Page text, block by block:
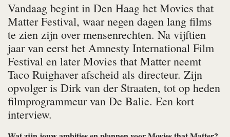
Vandaag begint in Den Haag het Movies that
Matter Festival, waar negen dagen lang films
te zien zijn over mensenrechten. Na vijftien
jaar van eerst het Amnesty International Film
Festival en later Movies that Matter neemt
Taco Ruighaver afscheid als directeur. Zijn
opvolger is Dirk van der Straaten, tot op heden
filmprogrammeur van De Balie. Een kort
interview.